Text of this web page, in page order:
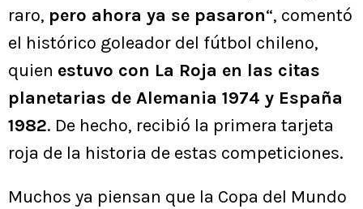
raro, pero ahora ya se pasaron“, comentó
el histórico goleador del fútbol chileno,
quien estuvo con La Roja en las citas
planetarias de Alemania 1974 y España
1982. De hecho, recibió la primera tarjeta
roja de la historia de estas competiciones.
Muchos ya piensan que la Copa del Mundo